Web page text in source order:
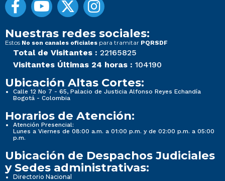
Nuestras redes sociales:
Estos No son canales oficiales para tramitar PQRSDF
Total de Visitantes : 22165825
Visitantes Últimas 24 horas : 104190
Ubicación Altas Cortes:
Calle 12 No 7 - 65, Palacio de Justicia Alfonso Reyes Echandía
Bogotá - Colombia
Horarios de Atención:
Atención Presencial:
Lunes a Viernes de 08:00 a.m. a 01:00 p.m. y de 02:00 p.m. a 05:00
p.m.
Ubicación de Despachos Judiciales
y Sedes administrativas:
Directorio Nacional